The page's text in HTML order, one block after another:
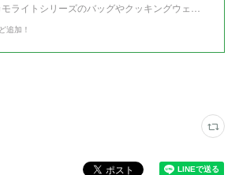
ライトシリーズのバッグやクッキングウェ…
追加！